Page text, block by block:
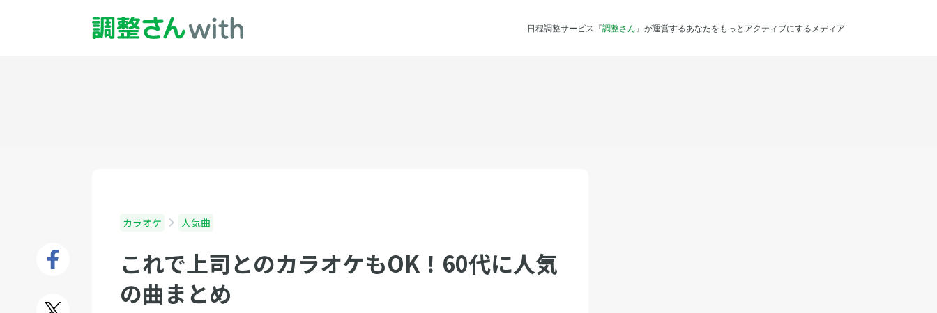
日程調整サービス『調整さん 』が運営するあなたをもっとアクティブにするメディア
カラオケ 人気曲
これで上司とのカラオケもOK！60代に人気
の曲まとめ